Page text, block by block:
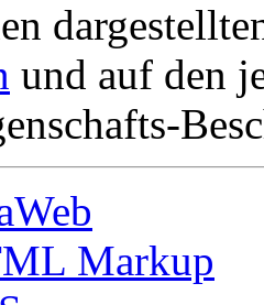
und auf den
Markup